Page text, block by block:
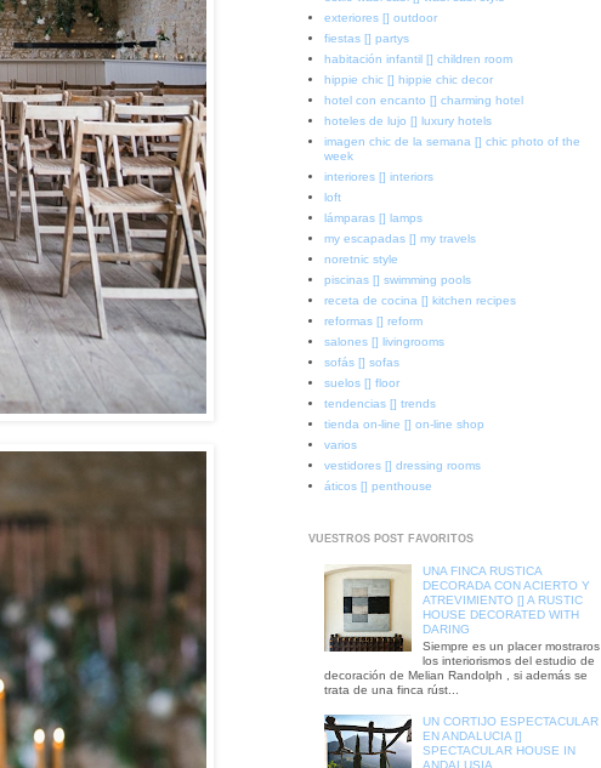
exteriores [] outdoor
fiestas [] partys
habitación infantil [] children room
hippie chic [] hippie chic decor
hotel con encanto [] charming hotel
hoteles de lujo [] luxury hotels
imagen chic de la semana [] chic photo of the
week
interiores [] interiors
loft
lámparas [] lamps
my escapadas [] my travels
noretnic style
piscinas [] swimming pools
receta de cocina [] kitchen recipes
reformas [] reform
salones [] livingrooms
sofás [] sofas
suelos [] floor
tendencias [] trends
tienda on-line [] on-line shop
varios
vestidores [] dressing rooms
áticos [] penthouse
VUESTROS POST FAVORITOS
UNA FINCA RUSTICA
DECORADA CON ACIERTO Y
ATREVIMIENTO [] A RUSTIC
HOUSE DECORATED WITH
DARING
Siempre es un placer mostraros
los interiorismos del estudio de
decoración de Melian Randolph , si además se
trata de una finca rúst...
UN CORTIJO ESPECTACULAR
EN ANDALUCIA []
SPECTACULAR HOUSE IN
ANDALUSIA